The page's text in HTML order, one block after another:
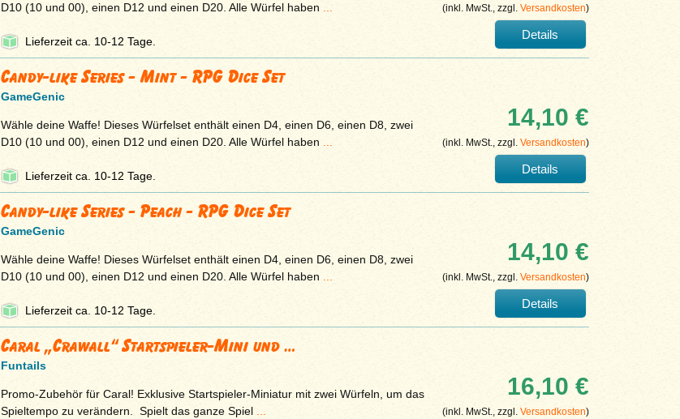
D10 (10 und 00), einen D12 und einen D20. Alle Würfel haben
Lieferzeit ca. 10-12 Tage.
(inkl. MwSt., zzgl. Versandkosten)
Details
Candy-like Series - Mint - RPG Dice Set
GameGenic
Wähle deine Waffe! Dieses Würfelset enthält einen D4, einen D6, einen D8, zwei
D10 (10 und 00), einen D12 und einen D20. Alle Würfel haben
Lieferzeit ca. 10-12 Tage.
14,10 €
(inkl. MwSt., zzgl. Versandkosten)
Details
Candy-like Series - Peach - RPG Dice Set
GameGenic
Wähle deine Waffe! Dieses Würfelset enthält einen D4, einen D6, einen D8, zwei
D10 (10 und 00), einen D12 und einen D20. Alle Würfel haben
Lieferzeit ca. 10-12 Tage.
14,10 €
(inkl. MwSt., zzgl. Versandkosten)
Details
Caral „Crawall“ Startspieler-Mini und …
Funtails
Promo-Zubehör für Caral! Exklusive Startspieler-Miniatur mit zwei Würfeln, um das
Spieltempo zu verändern. Spielt das ganze Spiel
16,10 €
(inkl. MwSt., zzgl. Versandkosten)